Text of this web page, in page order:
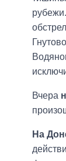
Вчера
На